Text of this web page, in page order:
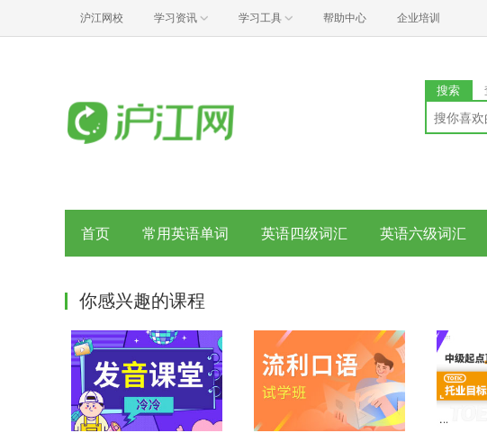
沪江网校 学习资讯 学习工具 帮助中心 企业培训
搜索
首页 常用英语单词 英语四级词汇 英语六级词汇
你感兴趣的课程